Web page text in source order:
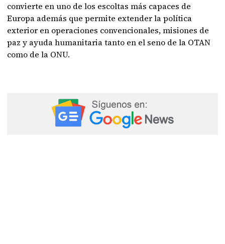
convierte en uno de los escoltas más capaces de
Europa además que permite extender la política
exterior en operaciones convencionales, misiones de
paz y ayuda humanitaria tanto en el seno de la OTAN
como de la ONU.